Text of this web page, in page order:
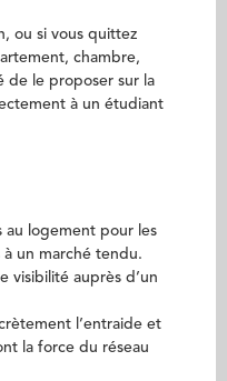
ou si vous quittez
chambre,
de le proposer sur la
à un étudiant
au logement pour les
un marché tendu.
visibilité auprès d’un
l’entraide et
la force du réseau